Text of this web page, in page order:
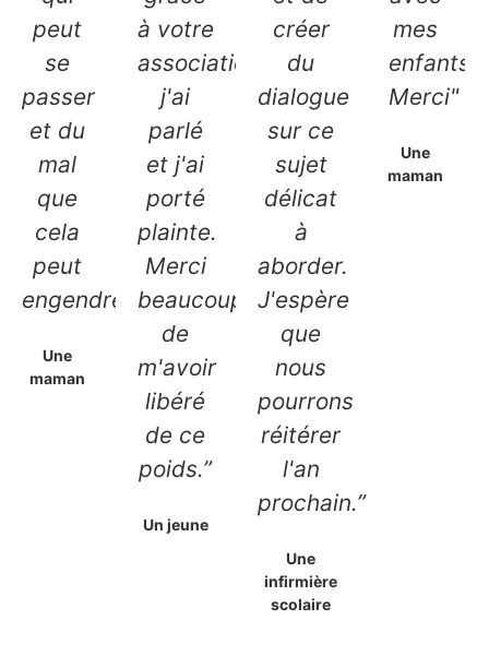
peut
se
passer
et du
mal
que
cela
peut
engendrer.”
Une
maman
à votre
association,
j'ai
parlé
et j'ai
porté
plainte.
Merci
beaucoup
de
m'avoir
libéré
de ce
poids.”
Un jeune
créer
du
dialogue
sur ce
sujet
délicat
à
aborder.
J'espère
que
nous
pourrons
réitérer
l'an
prochain.”
Une
infirmière
scolaire
mes
enfants.
Merci"
Une
maman